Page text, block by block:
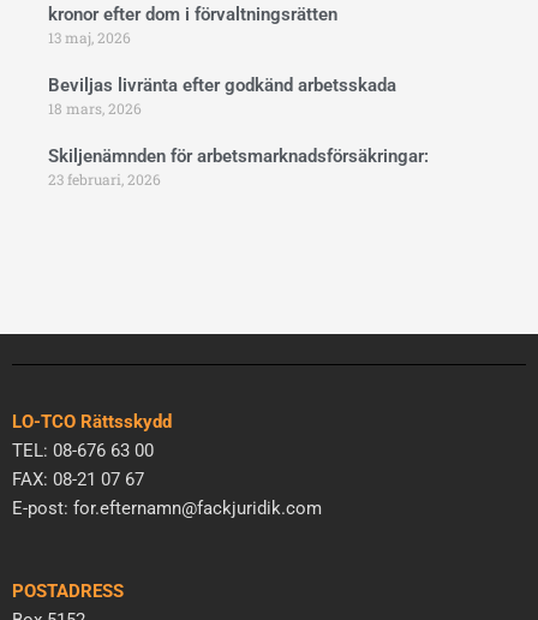
kronor efter dom i förvaltningsrätten
13 maj, 2026
Beviljas livränta efter godkänd arbetsskada
18 mars, 2026
Skiljenämnden för arbetsmarknadsförsäkringar:
23 februari, 2026
LO-TCO Rättsskydd
TEL: 08-676 63 00
FAX: 08-21 07 67
E-post: for.efternamn@fackjuridik.com
POSTADRESS